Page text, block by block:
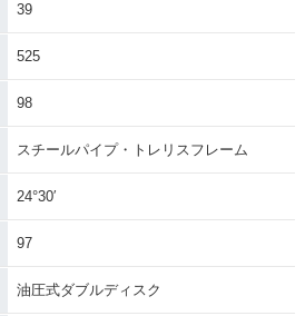
39
525
98
スチールパイプ・トレリスフレーム
24°30′
97
油圧式ダブルディスク